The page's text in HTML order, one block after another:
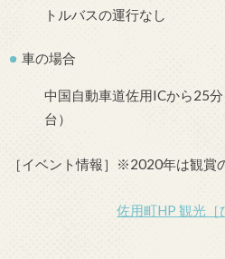
トルバスの運行なし
車の場合
中国自動車道佐用ICから25
台）
［イベント情報］※2020年は観賞
佐用町HP 観光［